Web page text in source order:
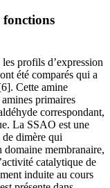
fonctions
les profils d’expression
été comparés qui a
Cette amine
primaires
correspondant,
La SSAO est une
dimère qui
membranaire,
catalytique de
induite au cours